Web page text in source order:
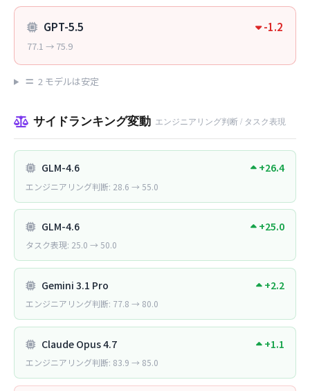
GPT-5.5 -1.2
77.1 → 75.9
2 モデルは安定
サイドランキング変動 エンジニアリング判断 / タスク表現
GLM-4.6 +26.4
エンジニアリング判断: 28.6 → 55.0
GLM-4.6 +25.0
タスク表現: 25.0 → 50.0
Gemini 3.1 Pro +2.2
エンジニアリング判断: 77.8 → 80.0
Claude Opus 4.7 +1.1
エンジニアリング判断: 83.9 → 85.0